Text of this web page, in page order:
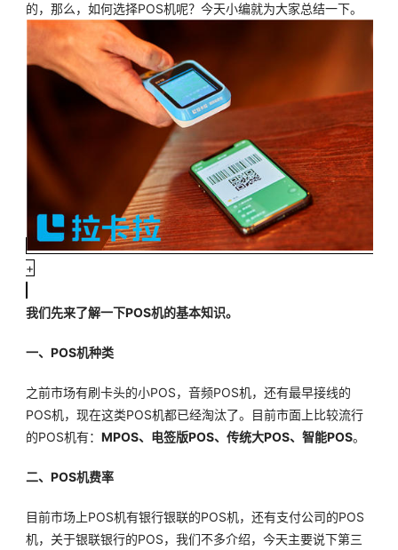
的，那么，如何选择POS机呢？今天小编就为大家总结一下。
+
我们先来了解一下POS机的基本知识。
一、POS机种类
之前市场有刷卡头的小POS，音频POS机，还有最早接线的
POS机，现在这类POS机都已经淘汰了。目前市面上比较流行
的POS机有： MPOS、电签版POS、传统大POS、智能POS。
二、POS机费率
目前市场上POS机有银行银联的POS机，还有支付公司的POS
机，关于银联银行的POS，我们不多介绍，今天主要说下第三